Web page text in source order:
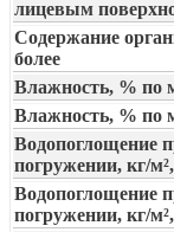
лицевым
Содержание
более
Влажность, % по
Влажность, % по
Водопоглощение
погружении, кг/
Водопоглощение
погружении, кг/